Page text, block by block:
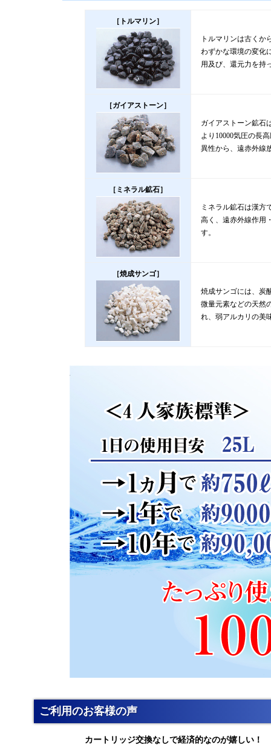
［トルマリン］
トルマリンは古くか
わずかな環境の変化
用及び、還元力を持
［ガイアストーン］
ガイアストーン鉱石
より10000気圧の長
異性から、遠赤外線
［ミネラル鉱石］
ミネラル鉱石は漢方
高く、遠赤外線作用
す。
［焼成サンゴ］
焼成サンゴには、炭
微量元素などの天然
れ、弱アルカリの美
ご利用のお客様の声
カートリッジ交換なしで経済的なのが嬉しい！